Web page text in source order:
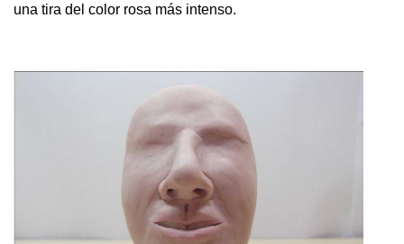
una tira del color rosa más intenso.